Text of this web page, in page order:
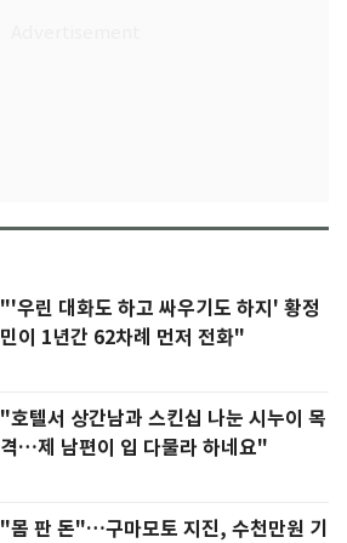
"'우린 대화도 하고 싸우기도 하지' 황정
민이 1년간 62차례 먼저 전화"
"호텔서 상간남과 스킨십 나눈 시누이 목
격…제 남편이 입 다물라 하네요"
"몸 판 돈"…구마모토 지진, 수천만원 기